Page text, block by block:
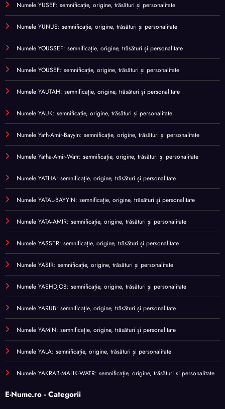
Numele YUSEF: semnificație, origine, trăsături și personalitate
Numele YUNUS: semnificație, origine, trăsături și personalitate
Numele YOUSSEF: semnificație, origine, trăsături și personalitate
Numele YOUSEF: semnificație, origine, trăsături și personalitate
Numele YAUTAH: semnificație, origine, trăsături și personalitate
Numele YAUK: semnificație, origine, trăsături și personalitate
Numele Yath-Amir-Bayyin: semnificație, origine, trăsături și personalitate
Numele Yatha-Amir-Watr: semnificație, origine, trăsături și personalitate
Numele YATHA: semnificație, origine, trăsături și personalitate
Numele YATAL-BAYYIN: semnificație, origine, trăsături și personalitate
Numele YATA-AMIR: semnificație, origine, trăsături și personalitate
Numele YASSER: semnificație, origine, trăsături și personalitate
Numele YASIR: semnificație, origine, trăsături și personalitate
Numele YASHDJOB: semnificație, origine, trăsături și personalitate
Numele YARUB: semnificație, origine, trăsături și personalitate
Numele YAMIN: semnificație, origine, trăsături și personalitate
Numele YALA: semnificație, origine, trăsături și personalitate
Numele YAKRAB-MALIK-WATR: semnificație, origine, trăsături și personalitate
E-Nume.ro - Categorii